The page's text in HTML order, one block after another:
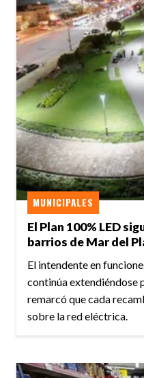
El Plan 100% LED
barrios de Mar del
MUNICIPALES
El intendente en
continúa extendiéndose
remarcó que cada
sobre la red eléctrica.